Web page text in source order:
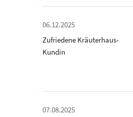
06.12.2025
Zufriedene Kräuterhaus-
Kundin
07.08.2025